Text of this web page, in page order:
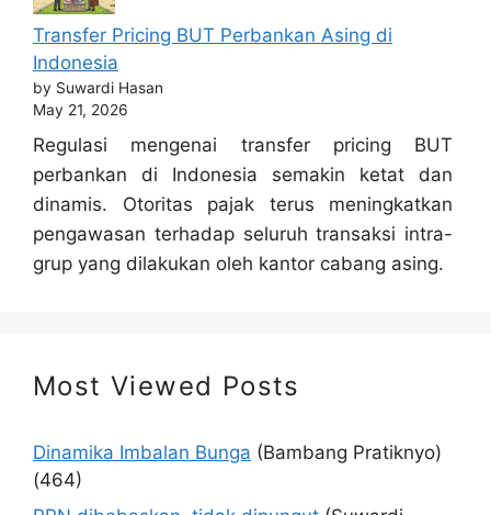
Transfer Pricing BUT Perbankan Asing di
Indonesia
by Suwardi Hasan
May 21, 2026
Regulasi mengenai transfer pricing BUT
perbankan di Indonesia semakin ketat dan
dinamis. Otoritas pajak terus meningkatkan
pengawasan terhadap seluruh transaksi intra-
grup yang dilakukan oleh kantor cabang asing.
Most Viewed Posts
Dinamika Imbalan Bunga (Bambang Pratiknyo)
(464)